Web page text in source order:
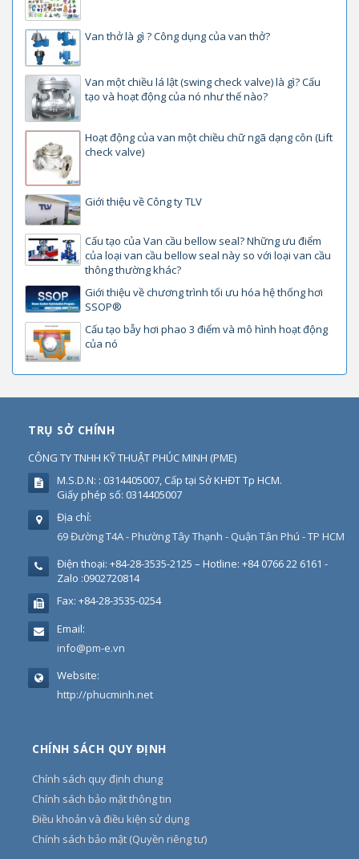
Van thở là gì ? Công dụng của van thở?
Van một chiều lá lật (swing check valve) là gì? Cấu
tạo và hoạt động của nó như thế nào?
Hoạt động của van một chiều chữ ngã dạng côn (Lift
check valve)
Giới thiệu về Công ty TLV
Cấu tạo của Van cầu bellow seal? Những ưu điểm
của loại van cầu bellow seal này so với loại van cầu
thông thường khác?
Giới thiệu về chương trình tối ưu hóa hệ thống hơi
SSOP®
Cấu tạo bẫy hơi phao 3 điểm và mô hình hoạt động
của nó
TRỤ SỞ CHÍNH
CÔNG TY TNHH KỸ THUẬT PHÚC MINH (PME)
M.S.D.N: : 0314405007, Cấp tại Sở KHĐT Tp HCM.
Giấy phép số: 0314405007
Địa chỉ:
69 Đường T4A - Phường Tây Thạnh - Quận Tân Phú - TP HCM
Điện thoại: +84-28-3535-2125 – Hotline: +84 0766 22 6161 -
Zalo :0902720814
Fax: +84-28-3535-0254
Email:
info@pm-e.vn
Website:
http://phucminh.net
CHÍNH SÁCH QUY ĐỊNH
Chính sách quy định chung
Chính sách bảo mật thông tin
Điều khoản và điều kiện sử dụng
Chính sách bảo mật (Quyền riêng tư)